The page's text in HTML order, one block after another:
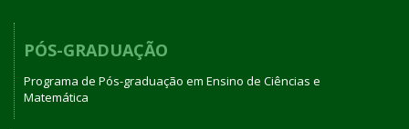
PÓS-GRADUAÇÃO
Programa de Pós-graduação em Ensino de Ciências e
Matemática